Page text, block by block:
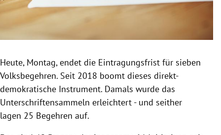
Untermenü
Untermenü
Untermenü
Heute, Montag, endet die Eintragungsfrist für sieben
Volksbegehren. Seit 2018 boomt dieses direkt-
demokratische Instrument. Damals wurde das
Unterschriftensammeln erleichtert - und seither
lagen 25 Begehren auf.